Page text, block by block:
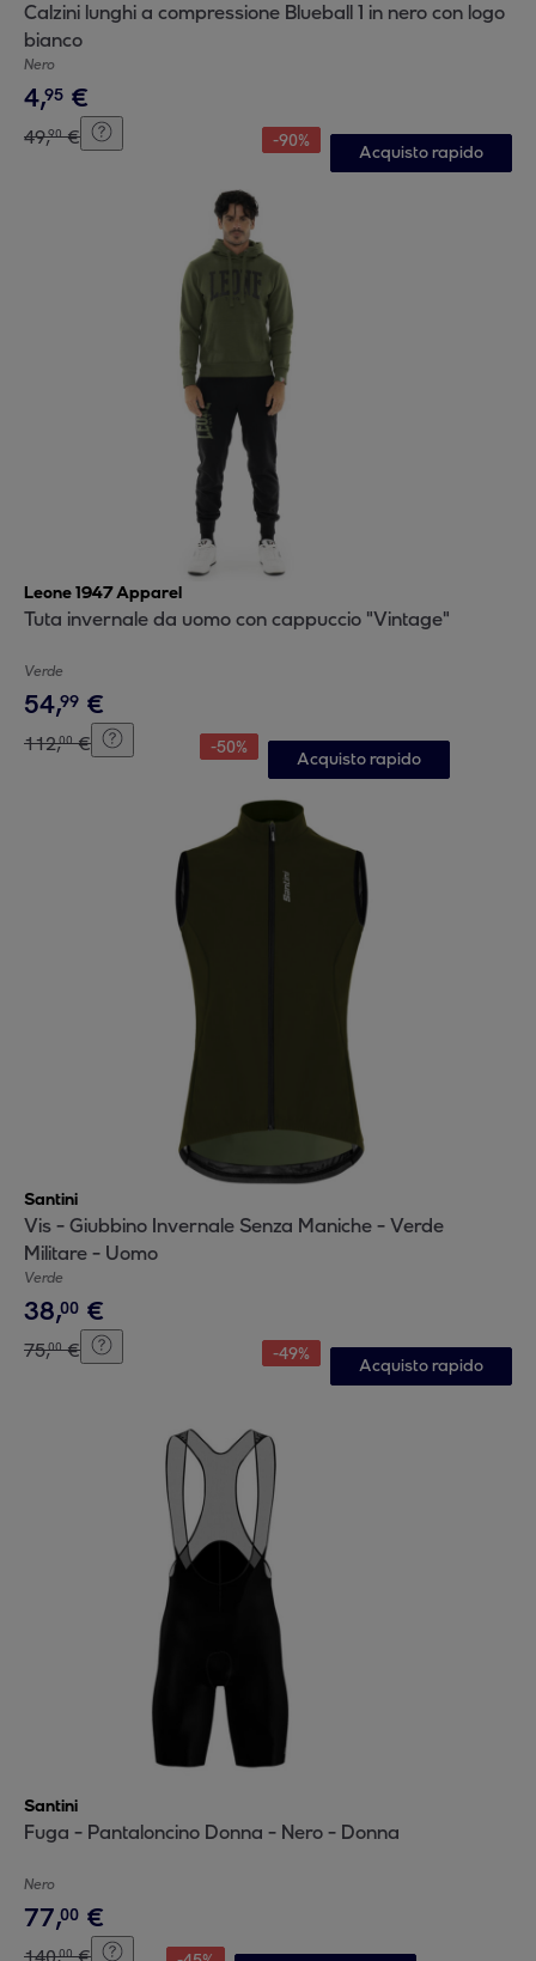
Calzini lunghi a compressione Blueball 1 in nero con logo
bianco
Nero
4,95 €
49,90 € -90%
Acquisto rapido
Leone 1947 Apparel
Tuta invernale da uomo con cappuccio "Vintage"
Verde
54,99 €
112,00 € -50%
Acquisto rapido
Santini
Vis - Giubbino Invernale Senza Maniche - Verde
Militare - Uomo
Verde
38,00 €
75,00 € -49%
Acquisto rapido
Santini
Fuga - Pantaloncino Donna - Nero - Donna
Nero
77,00 €
00